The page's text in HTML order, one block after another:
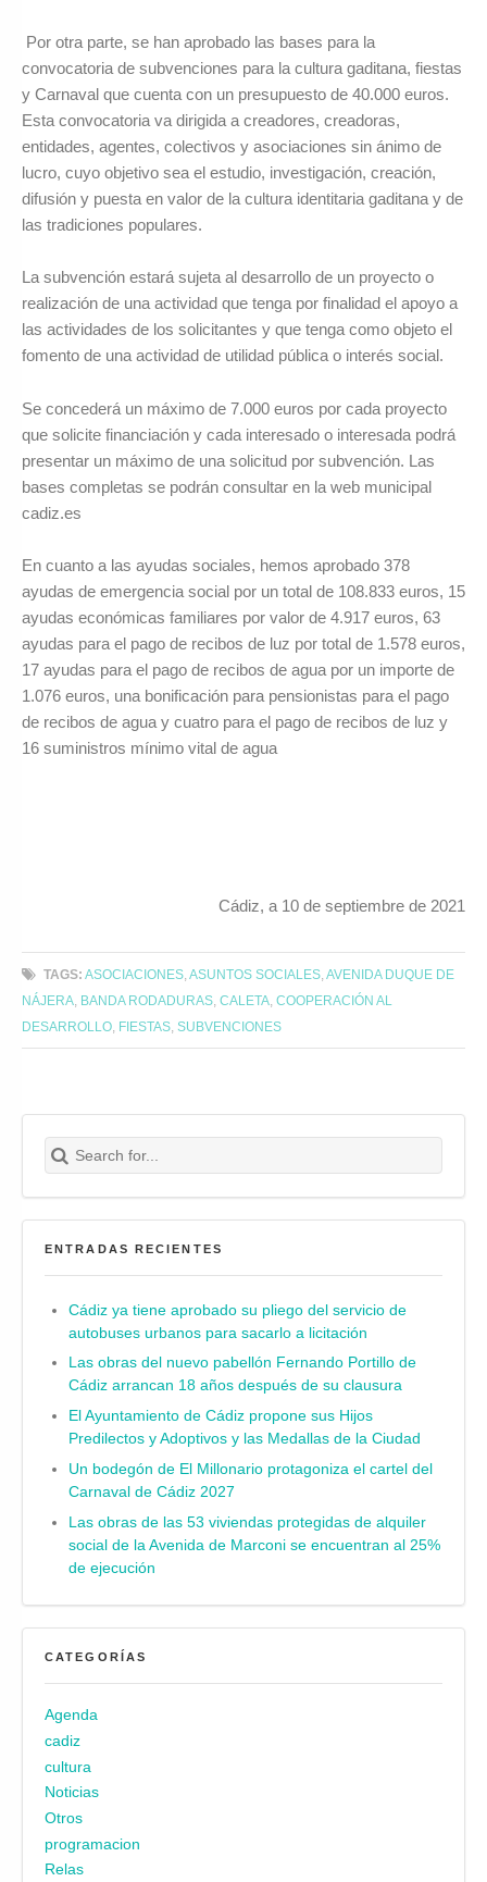
Por otra parte, se han aprobado las bases para la
convocatoria de subvenciones para la cultura gaditana, fiestas
y Carnaval que cuenta con un presupuesto de 40.000 euros.
Esta convocatoria va dirigida a creadores, creadoras,
entidades, agentes, colectivos y asociaciones sin ánimo de
lucro, cuyo objetivo sea el estudio, investigación, creación,
difusión y puesta en valor de la cultura identitaria gaditana y de
las tradiciones populares.
La subvención estará sujeta al desarrollo de un proyecto o
realización de una actividad que tenga por finalidad el apoyo a
las actividades de los solicitantes y que tenga como objeto el
fomento de una actividad de utilidad pública o interés social.
Se concederá un máximo de 7.000 euros por cada proyecto
que solicite financiación y cada interesado o interesada podrá
presentar un máximo de una solicitud por subvención. Las
bases completas se podrán consultar en la web municipal
cadiz.es
En cuanto a las ayudas sociales, hemos aprobado 378
ayudas de emergencia social por un total de 108.833 euros, 15
ayudas económicas familiares por valor de 4.917 euros, 63
ayudas para el pago de recibos de luz por total de 1.578 euros,
17 ayudas para el pago de recibos de agua por un importe de
1.076 euros, una bonificación para pensionistas para el pago
de recibos de agua y cuatro para el pago de recibos de luz y
16 suministros mínimo vital de agua
Cádiz, a 10 de septiembre de 2021
TAGS: ASOCIACIONES ASUNTOS SOCIALES AVENIDA DUQUE DE
NÁJERA
BANDA RODADURAS CALETA COOPERACIÓN AL
DESARROLLO FIESTAS SUBVENCIONES
Search for:
Buscar
ENTRADAS RECIENTES
Cádiz ya tiene aprobado su pliego del servicio de
autobuses urbanos para sacarlo a licitación
Las obras del nuevo pabellón Fernando Portillo de
Cádiz arrancan 18 años después de su clausura
El Ayuntamiento de Cádiz propone sus Hijos
Predilectos y Adoptivos y las Medallas de la Ciudad
Un bodegón de El Millonario protagoniza el cartel del
Carnaval de Cádiz 2027
Las obras de las 53 viviendas protegidas de alquiler
social de la Avenida de Marconi se encuentran al 25%
de ejecución
CATEGORÍAS
Agenda
cadiz
cultura
Noticias
Otros
programacion
Relas